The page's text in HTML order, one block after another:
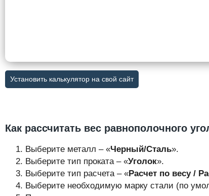
Установить калькулятор на свой сайт
Как рассчитать вес равнополочного
Выберите металл – «Черный/Сталь».
Выберите тип проката – «Уголок».
Выберите тип расчета – «Расчет по весу /
Выберите необходимую марку стали (по